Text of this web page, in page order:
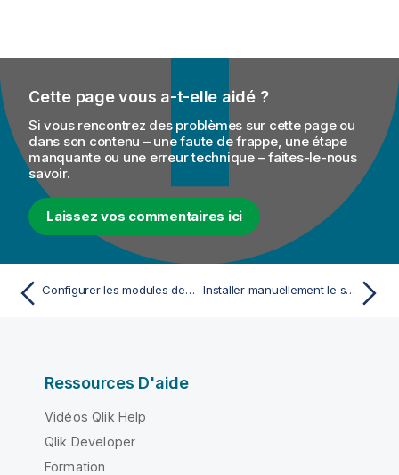
Cette page vous a-t-elle aidé ?
Si vous rencontrez des problèmes sur cette page ou
dans son contenu – une faute de frappe, une étape
manquante ou une erreur technique – faites-le-nous
savoir.
Laissez vos commentaires ici
Configurer les modules de journalisation Talend avec une pile Elastic externe avec X-Pack Installer manuellement le serveur MDM
Ressources D'aide
Vidéos Qlik Help
Qlik Developer
Formation